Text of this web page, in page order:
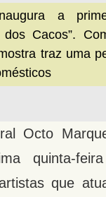
a
dos Cacos”.
traz uma
Octo
quinta-
que